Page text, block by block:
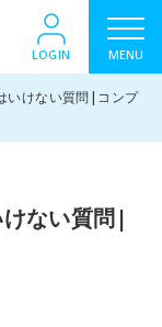
LOGIN MENU
いけない質問|コンプ
ない質問|